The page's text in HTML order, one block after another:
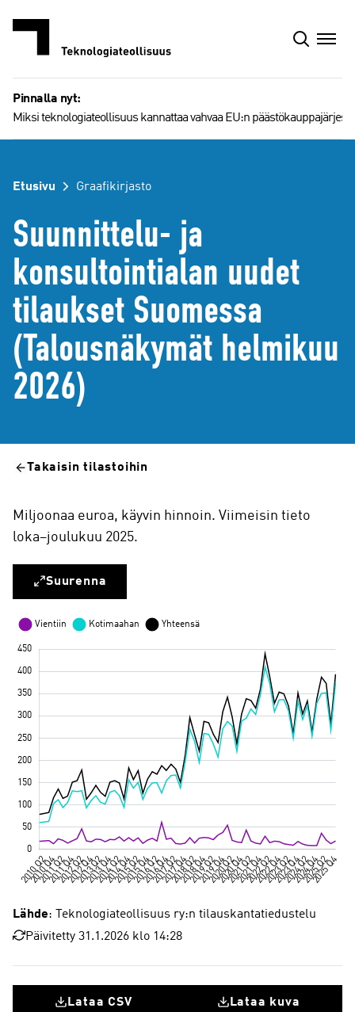
Pinnalla nyt:
Miksi teknologiateollisuus kannattaa vahvaa EU:n
Etusivu Graafikirjasto
Suunnittelu- ja
konsultointialan uudet
tilaukset Suomessa
(Talousnäkymät helmikuu
2026)
Takaisin tilastoihin
Miljoonaa euroa, käyvin hinnoin. Viimeisin tieto
loka–joulukuu 2025.
Suurenna
Lähde: Teknologiateollisuus ry:n tilauskantatiedustelu
Päivitetty 31.1.2026 klo 14:28
Lataa CSV Lataa kuva